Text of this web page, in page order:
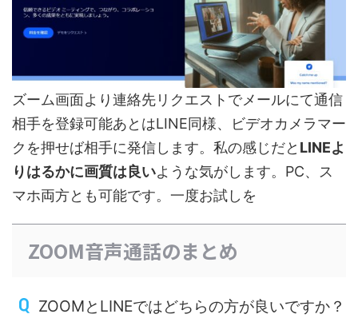
ズーム画面より連絡先リクエストでメールにて通信
相手を登録可能あとはLINE同様、ビデオカメラマー
クを押せば相手に発信します。私の感じだと LINEよ
りはるかに画質は良いような気がします。PC、ス
マホ両方とも可能です。一度お試しを
ZOOM音声通話のまとめ
ZOOMとLINEではどちらの方が良いですか？